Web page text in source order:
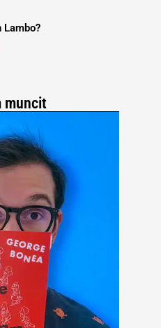
Lambo?
muncit